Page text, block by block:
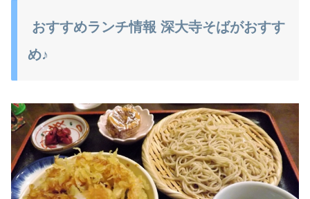
おすすめランチ情報 深大寺そばがおすす
め♪